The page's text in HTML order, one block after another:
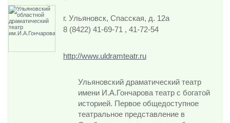
г. Ульяновск, Спасская, д. 12а
8 (8422) 41-69-71 , 41-72-54
http://www.uldramteatr.ru
Ульяновский драматический театр
имени И.А.Гончарова театр с богатой
историей. Первое общедоступное
театральное представление в